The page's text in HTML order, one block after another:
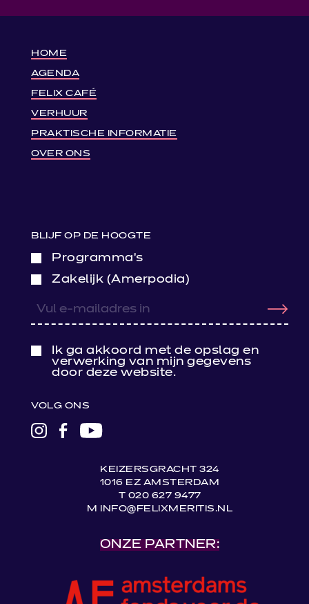
HOME
AGENDA
FELIX CAFÉ
VERHUUR
PRAKTISCHE INFORMATIE
OVER ONS
BLIJF OP DE HOOGTE
Programma’s
Zakelijk (Amerpodia)
Ik ga akkoord met de opslag en
verwerking van mijn gegevens
door deze website.
VOLG ONS
LINK
LINKLINK
KEIZERSGRACHT 324
1016 EZ AMSTERDAM
T 020 627 9477
M INFO@FELIXMERITIS.NL
ONZE PARTNER: